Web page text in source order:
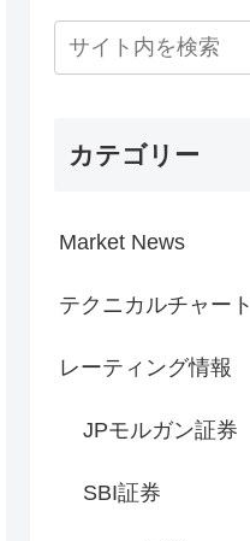
カテゴリー
Market News
テクニカルチャート
レーティング情報
JPモルガン証券
SBI証券